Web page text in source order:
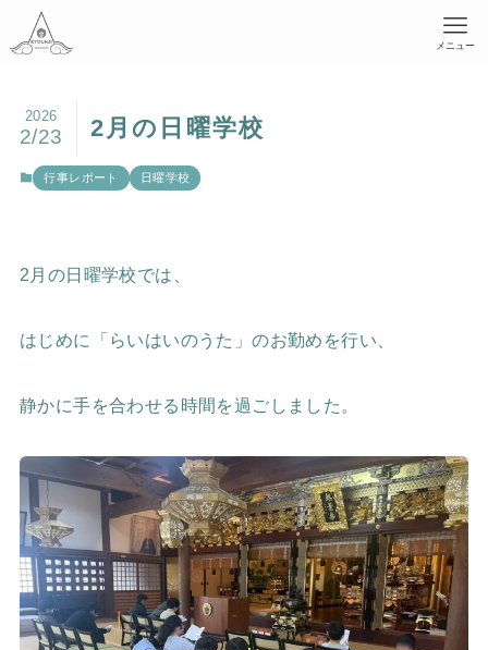
メニュー
2月の日曜学校
2026
2/23
行事レポート 日曜学校
2月の日曜学校では、
はじめに「らいはいのうた」のお勤めを行い、
静かに手を合わせる時間を過ごしました。